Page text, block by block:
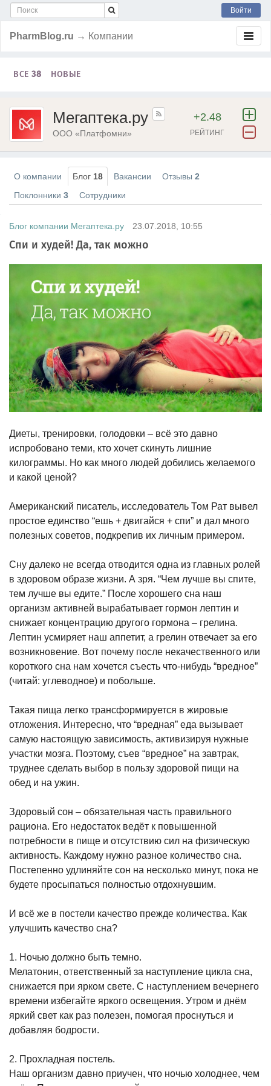
Войти
PharmBlog.ru → Компании
ВСЕ 38 НОВЫЕ
Мегаптека.ру
ООО «Платфомни»
+2.48
РЕЙТИНГ
О компании Блог 18 Вакансии Отзывы 2
Поклонники 3 Сотрудники
Блог компании Мегаптека.ру 23.07.2018, 10:55
Спи и худей! Да, так можно
Диеты, тренировки, голодовки – всё это давно
испробовано теми, кто хочет скинуть лишние
килограммы. Но как много людей добились желаемого
и какой ценой?
Американский писатель, исследователь Том Рат вывел
простое единство “ешь + двигайся + спи” и дал много
полезных советов, подкрепив их личным примером.
Сну далеко не всегда отводится одна из главных ролей
в здоровом образе жизни. А зря. “Чем лучше вы спите,
тем лучше вы едите.” После хорошего сна наш
организм активней вырабатывает гормон лептин и
снижает концентрацию другого гормона – грелина.
Лептин усмиряет наш аппетит, а грелин отвечает за его
возникновение. Вот почему после некачественного или
короткого сна нам хочется съесть что-нибудь “вредное”
(читай: углеводное) и побольше.
Такая пища легко трансформируется в жировые
отложения. Интересно, что “вредная” еда вызывает
самую настоящую зависимость, активизируя нужные
участки мозга. Поэтому, съев “вредное” на завтрак,
труднее сделать выбор в пользу здоровой пищи на
обед и на ужин.
Здоровый сон – обязательная часть правильного
рациона. Его недостаток ведёт к повышенной
потребности в пище и отсутствию сил на физическую
активность. Каждому нужно разное количество сна.
Постепенно удлиняйте сон на несколько минут, пока не
будете просыпаться полностью отдохнувшим.
И всё же в постели качество прежде количества. Как
улучшить качество сна?
1. Ночью должно быть темно.
Мелатонин, ответственный за наступление цикла сна,
снижается при ярком свете. С наступлением вечернего
времени избегайте яркого освещения. Утром и днём
яркий свет как раз полезен, помогая проснуться и
добавляя бодрости.
2. Прохладная постель.
Наш организм давно приучен, что ночью холоднее, чем